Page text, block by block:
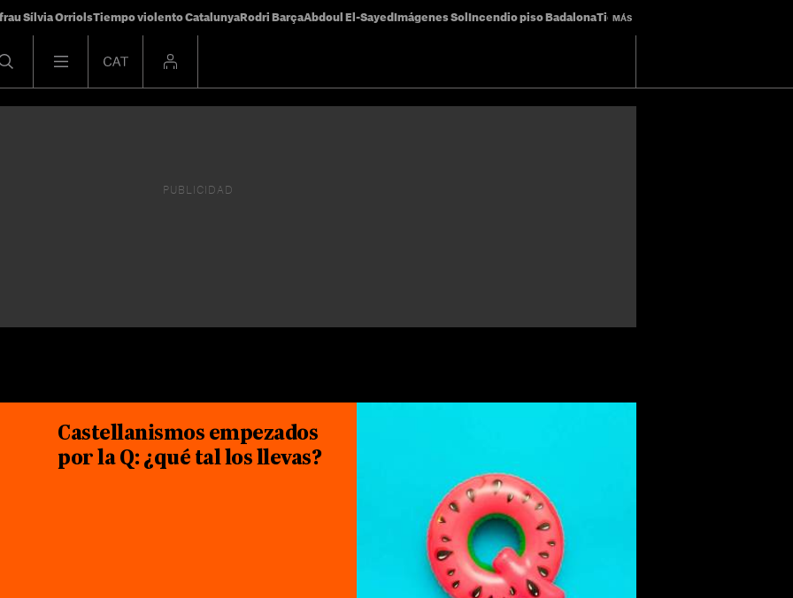
Sílvia OrriolsTiempo violento Catalunya Rodri BarçaAbdoul El-Sayed Imágenes Sol Incendio piso BadalonaTiempo Catalunya
MÁS
Castellanismos empezados
por la Q: ¿qué tal los llevas?